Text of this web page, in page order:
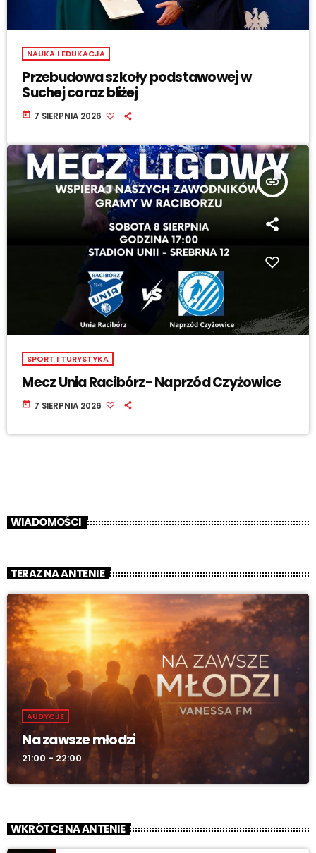
NAUKA I EDUKACJA
Przebudowa szkoły podstawowej w
Suchej coraz bliżej
today 7 SIERPNIA 2026
insert_link
SPORT I TURYSTYKA
Mecz Unia Racibórz- Naprzód Czyżowice
today 7 SIERPNIA 2026
WIADOMOŚCI
TERAZ NA ANTENIE
AUDYCJE
Na zawsze młodzi
21:00 - 22:00
WKRÓTCE NA ANTENIE